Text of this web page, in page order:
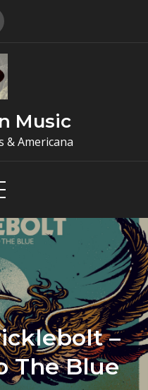
Music
& Americana
–
The Blue